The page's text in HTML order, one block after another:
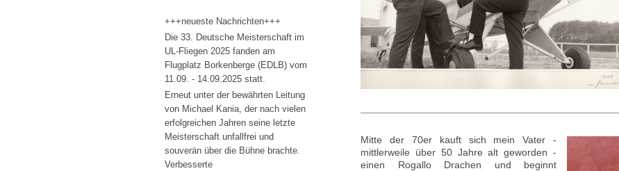
Mitte der 70er kauft sich mein Vater -
mittlerweile über 50 Jahre alt geworden -
einen Rogallo Drachen und beginnt
+++neueste Nachrichten+++
Die 33. Deutsche Meisterschaft im
UL-Fliegen 2025 fanden am
Flugplatz Borkenberge (EDLB) vom
11.09. - 14.09.2025 statt.
Erneut unter der bewährten Leitung
von Michael Kania, der nach vielen
erfolgreichen Jahren seine letzte
Meisterschaft unfallfrei und
souverän über die Bühne brachte.
Verbesserte